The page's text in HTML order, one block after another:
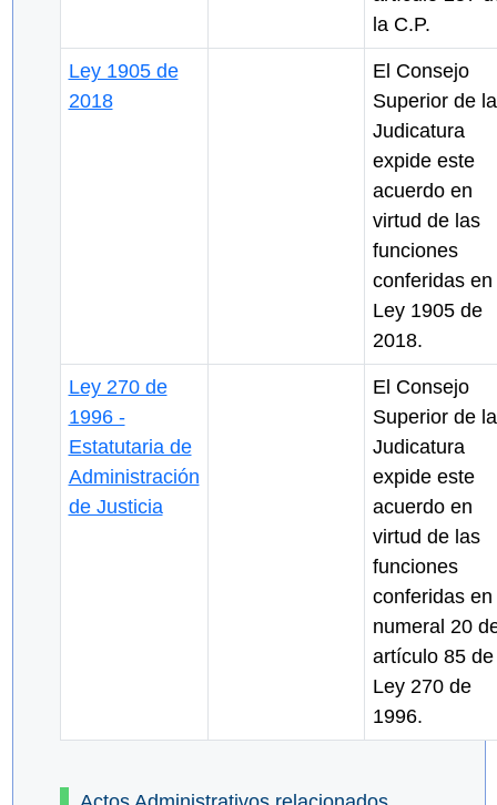
la C.P.
Ley 1905 de
2018
El Consejo
Superior de la
Judicatura
expide este
acuerdo en
virtud de las
funciones
conferidas en
Ley 1905 de
2018.
Ley 270 de
1996 -
Estatutaria de
Administración
de Justicia
El Consejo
Superior de la
Judicatura
expide este
acuerdo en
virtud de las
funciones
conferidas en
numeral 20
artículo 85 de
Ley 270 de
1996.